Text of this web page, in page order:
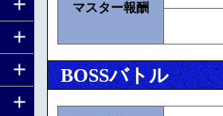
マスター報酬
BOSSバトル